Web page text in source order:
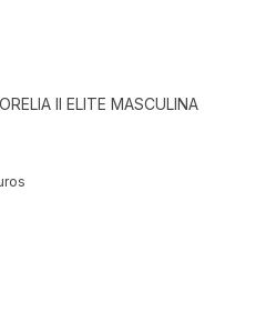
II ELITE MASCULINA